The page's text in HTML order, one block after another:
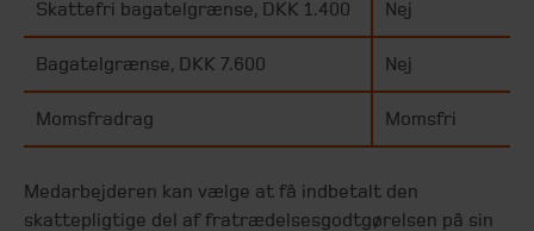
Skattefri bagatelgrænse, DKK 1.400 Nej
Bagatelgrænse, DKK 7.600 Nej
Momsfradrag Momsfri
Medarbejderen kan vælge at få indbetalt den
skattepligtige del af fratrædelsesgodtgørelsen på sin